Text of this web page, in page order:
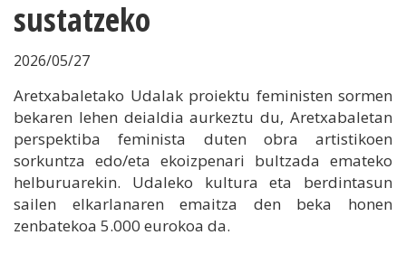
sustatzeko
2026/05/27
Aretxabaletako Udalak proiektu feministen sormen
bekaren lehen deialdia aurkeztu du, Aretxabaletan
perspektiba feminista duten obra artistikoen
sorkuntza edo/eta ekoizpenari bultzada emateko
helburuarekin. Udaleko kultura eta berdintasun
sailen elkarlanaren emaitza den beka honen
zenbatekoa 5.000 eurokoa da.